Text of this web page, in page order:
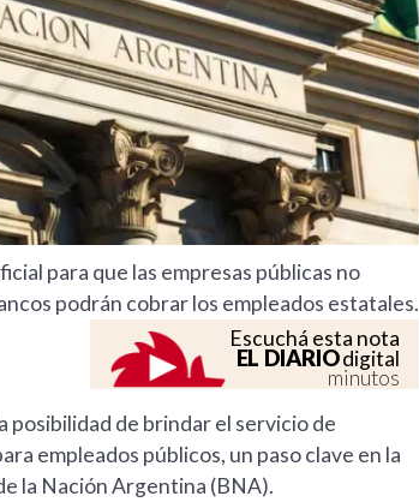
para que las empresas públicas no
podrán cobrar los empleados estatales.
Escuchá esta nota
EL DIARIOdigital
minutos
posibilidad de brindar el servicio de
empleados públicos, un paso clave en la
la Nación Argentina (BNA).